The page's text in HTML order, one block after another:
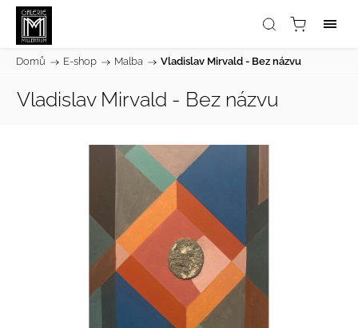
Domů / E-shop / Malba / Vladislav Mirvald - Bez názvu
Vladislav Mirvald - Bez názvu